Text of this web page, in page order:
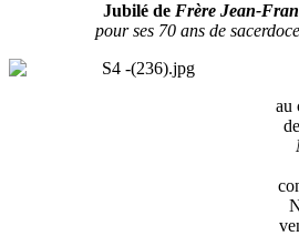
Jubilé de Frère Jean-
pour ses 70 ans de
au